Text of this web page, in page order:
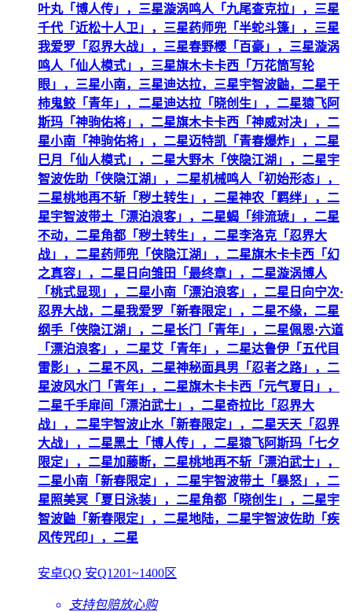
叶丸「博人传」，三星漩涡鸣人「九尾查克拉」，三星
千代「近松十人卫」，三星药师兜「半蛇斗篷」，三星
我爱罗「忍界大战」，三星春野樱「百豪」，三星漩涡
鸣人「仙人模式」，三星旗木卡卡西「万花筒写轮
眼」，三星小南，三星迪达拉，三星宇智波鼬，二星干
柿鬼鲛「青年」，二星迪达拉「晓创生」，二星猿飞阿
斯玛「神驹佑将」，二星旗木卡卡西「神威对决」，二
星小南「神驹佑将」，二星迈特凯「青春爆炸」，二星
巳月「仙人模式」，二星大野木「侠隐江湖」，二星宇
智波佐助「侠隐江湖」，二星机械鸣人「初始形态」，
二星桃地再不斩「秽土转生」，二星神农「羁绊」，二
星宇智波带土「漂泊浪客」，二星蝎「绯流琥」，二星
不动，二星角都「秽土转生」，二星李洛克「忍界大
战」，二星药师兜「侠隐江湖」，二星旗木卡卡西「幻
之真容」，二星日向雏田「最终章」，二星漩涡博人
「桃式显现」，二星小南「漂泊浪客」，二星日向宁次·
忍界大战，二星我爱罗「新春限定」，二星不缘，二星
纲手「侠隐江湖」，二星长门「青年」，二星佩恩·六道
「漂泊浪客」，二星艾「青年」，二星达鲁伊「五代目
雷影」，二星不风，二星神秘面具男「忍者之路」，二
星波风水门「青年」，二星旗木卡卡西「元气夏日」，
二星千手扉间「漂泊武士」，二星奇拉比「忍界大
战」，二星宇智波止水「新春限定」，二星天天「忍界
大战」，二星黑土「博人传」，二星猿飞阿斯玛「七夕
限定」，二星加藤断，二星桃地再不斩「漂泊武士」，
二星小南「新春限定」，二星宇智波带土「暴怒」，二
星照美冥「夏日泳装」，二星角都「晓创生」，二星宇
智波鼬「新春限定」，二星地陆，二星宇智波佐助「疾
风传咒印」，二星
安卓QQ 安Q1201~1400区
支持包赔放心购